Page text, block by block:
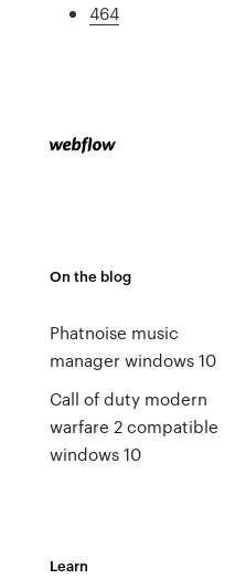
464
On the blog
Phatnoise music
manager windows 10
Call of duty modern
warfare 2 compatible
windows 10
Learn